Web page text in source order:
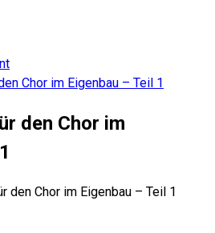
Chor im Eigenbau – Teil 1
den Chor im